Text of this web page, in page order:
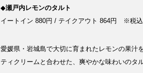
◆瀬戸内レモンのタルト
イートイン 880円 / テイクアウト 864円 ※税込
愛媛県・岩城島で大切に育まれたレモンの果汁
ティクリームと合わせた、爽やかな味わいのタ